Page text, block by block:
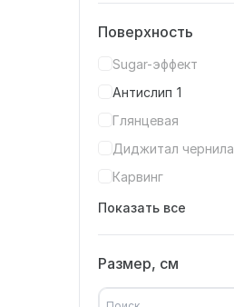
Поверхность
Sugar-эффект
Антислип 1
Глянцевая
Диджитал чернила
Карвинг
Показать все
Размер, см